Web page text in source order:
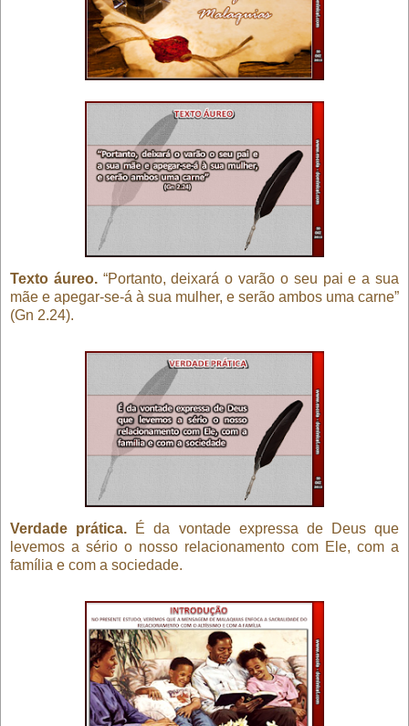
Texto áureo. “Portanto, deixará o varão o seu pai e a sua
mãe e apegar-se-á à sua mulher, e serão ambos uma carne”
(Gn 2.24).
Verdade prática.
É da vontade expressa de Deus que
levemos a sério o nosso relacionamento com Ele, com a
família e com a sociedade.